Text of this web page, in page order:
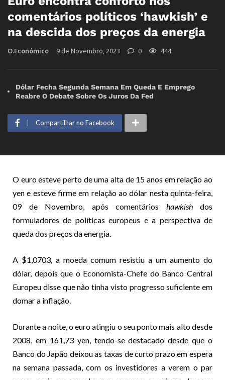
comentários políticos ‘hawkish’ e
na descida dos preços da energia
O.Económico 9 de Novembro, 2023 0 444
Dólar Fecha Segunda Semana Em Queda E Emprego
Reabre O Debate Sobre Os Juros Da Fed
Compartilhar no Facebook
O euro esteve perto de uma alta de 15 anos em relação ao
yen e esteve firme em relação ao dólar nesta quinta-feira,
09 de Novembro, após comentários hawkish dos
formuladores de políticas europeus e a perspectiva de
queda dos preços da energia.
A $1,0703, a moeda comum resistiu a um aumento do
dólar, depois que o Economista-Chefe do Banco Central
Europeu disse que não tinha visto progresso suficiente em
domar a inflação.
Durante a noite, o euro atingiu o seu ponto mais alto desde
2008, em 161,73 yen, tendo-se destacado desde que o
Banco do Japão deixou as taxas de curto prazo em espera
na semana passada, com os investidores a verem o par